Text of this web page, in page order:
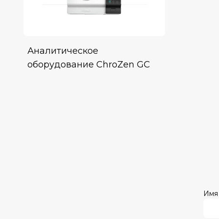
Аналитическое
оборудование ChroZen GC
Имя